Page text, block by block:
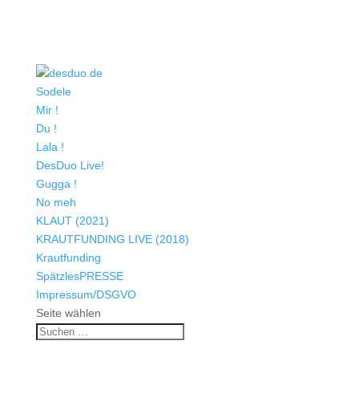
Sodele
Mir !
Du !
Lala !
DesDuo Live!
Gugga !
No meh
KLAUT (2021)
KRAUTFUNDING LIVE (2018)
Krautfunding
SpätzlesPRESSE
Impressum/DSGVO
Seite wählen